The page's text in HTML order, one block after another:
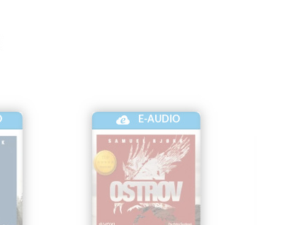
E-AUDIO